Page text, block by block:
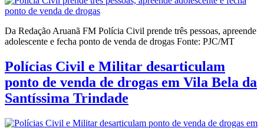
Da Redação Aruanã FM Polícia Civil prende três pessoas, apreende
adolescente e fecha ponto de venda de drogas Fonte: PJC/MT
Polícias Civil e Militar desarticulam
ponto de venda de drogas em Vila Bela da
Santíssima Trindade